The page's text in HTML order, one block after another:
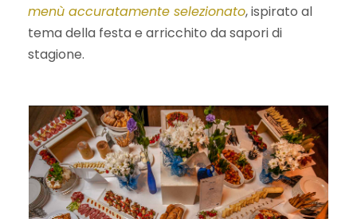
menù accuratamente selezionato, ispirato al
tema della festa e arricchito da sapori di
stagione.